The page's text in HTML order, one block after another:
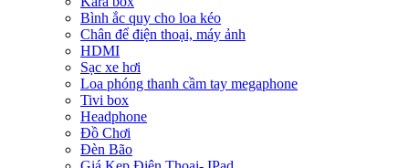
Bình ắc quy cho loa kéo
Chân để điện thoại, máy ảnh
HDMI
Sạc xe hơi
Loa phóng thanh cầm tay megaphone
Tivi box
Headphone
Đồ Chơi
Đèn Bão